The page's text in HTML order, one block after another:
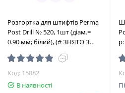
Розгортка для штифтів Perma
Post Drill № 520, 1шт (діам.=
0.90 мм; білий), (# ЗНЯТО З
Ультрадент)
Код: 15882
В наявності